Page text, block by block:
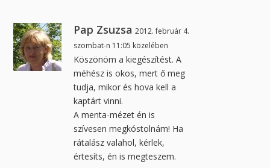
Pap Zsuzsa 2012. február 4.
szombat-n 11:05 közelében
Köszönöm a kiegészítést. A
méhész is okos, mert ő meg
tudja, mikor és hova kell a
kaptárt vinni.
A menta-mézet én is
szívesen megkóstolnám! Ha
rátalász valahol, kérlek,
értesíts, én is megteszem.